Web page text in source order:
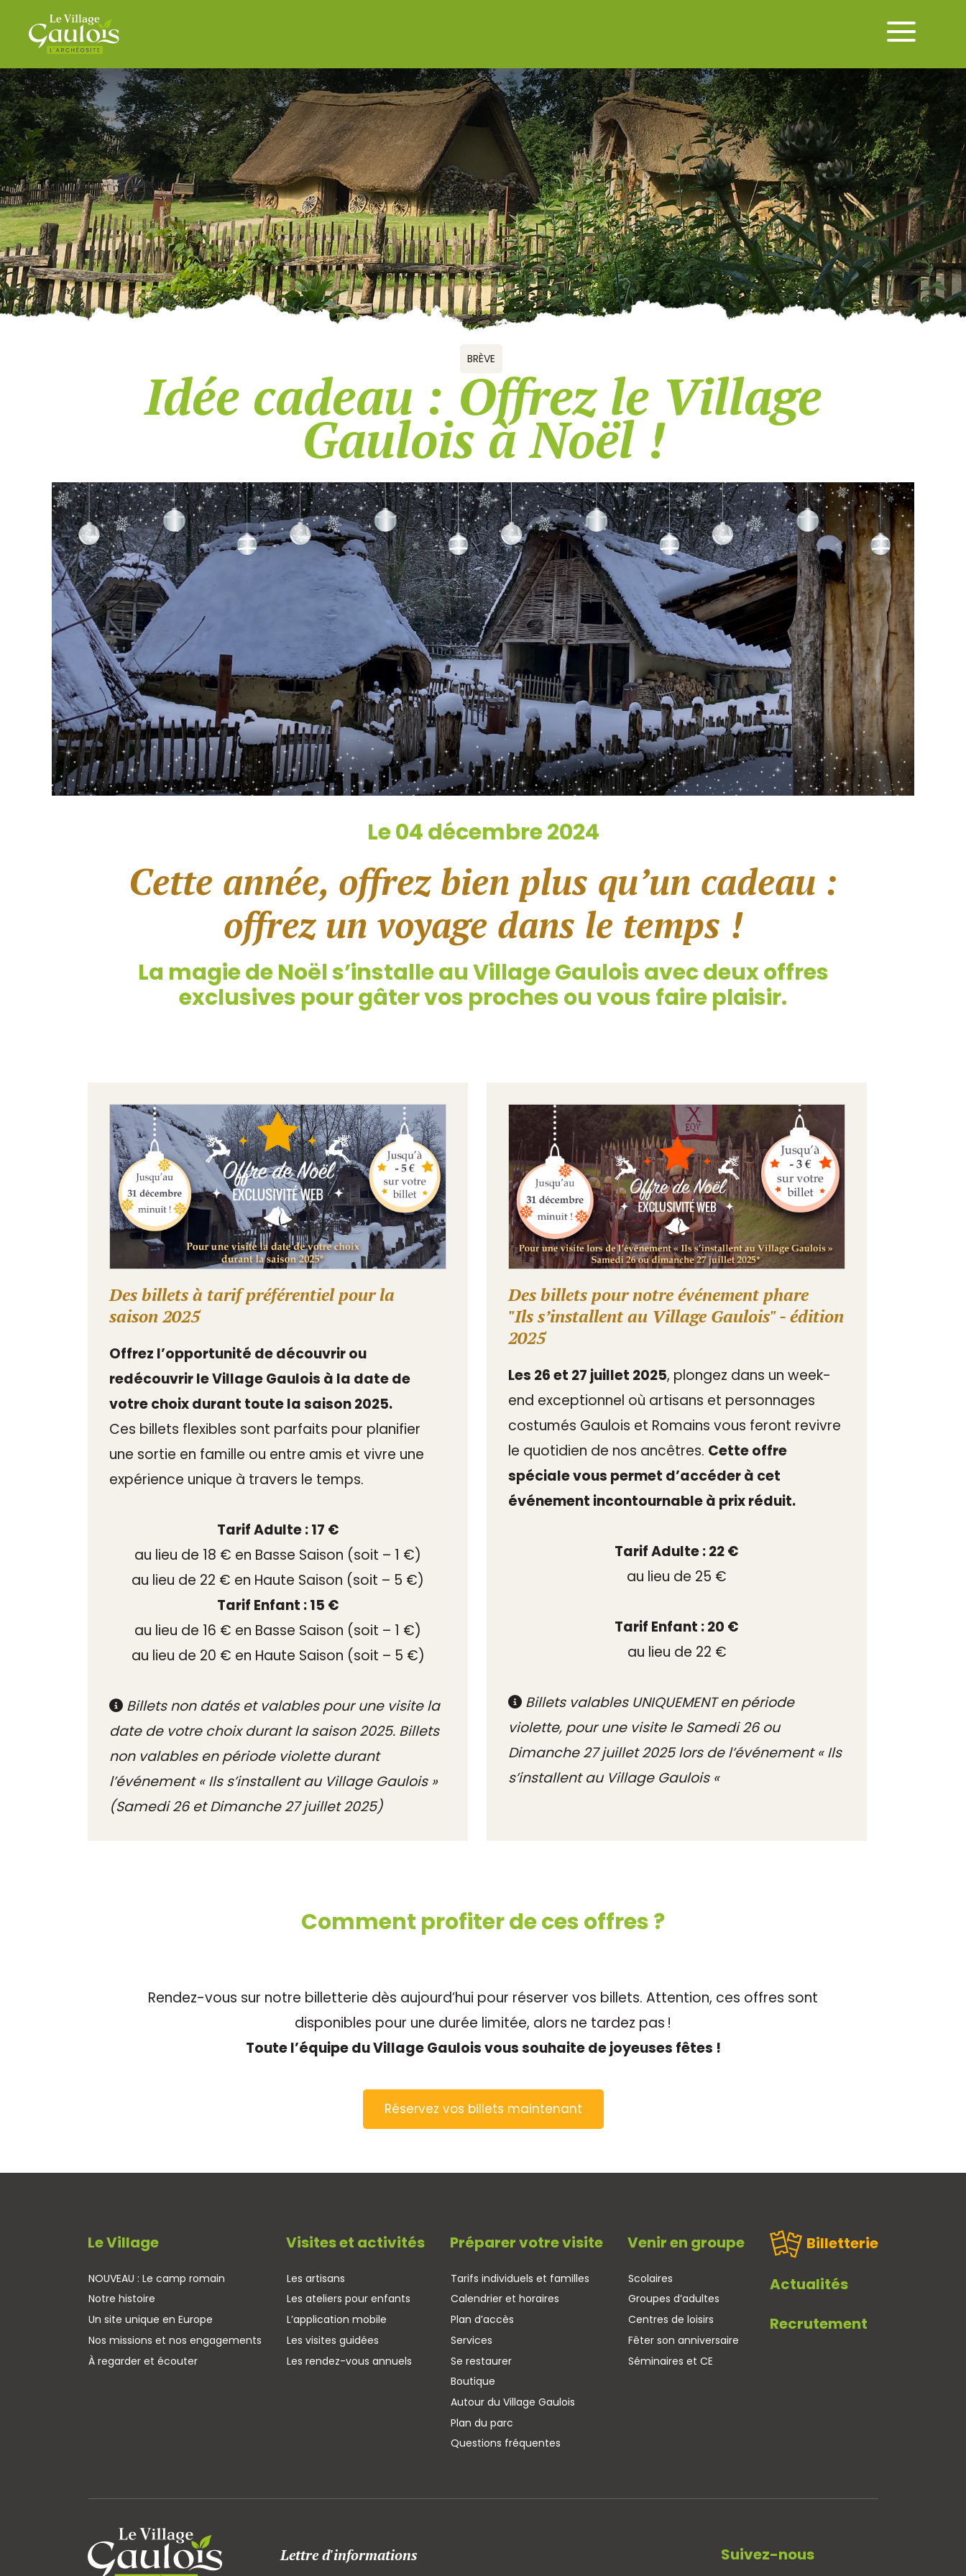
BRÈVE
Idée cadeau : Offrez le Village
Gaulois à Noël !
Le 04 décembre 2024
Cette année, offrez bien plus qu’un cadeau :
offrez un voyage dans le temps !
La magie de Noël s’installe au Village Gaulois avec deux offres
exclusives pour gâter vos proches ou vous faire plaisir.
Des billets à tarif préférentiel pour la
saison 2025
Offrez l’opportunité de découvrir ou
redécouvrir le Village Gaulois à la date de
votre choix durant toute la saison 2025.
Ces billets flexibles sont parfaits pour planifier
une sortie en famille ou entre amis et vivre une
expérience unique à travers le temps.
Tarif Adulte : 17 €
au lieu de 18 € en Basse Saison (soit – 1 €)
au lieu de 22 € en Haute Saison (soit – 5 €)
Tarif Enfant : 15 €
au lieu de 16 € en Basse Saison (soit – 1 €)
au lieu de 20 € en Haute Saison (soit – 5 €)
Billets non datés et valables pour une visite la
date de votre choix durant la saison 2025. Billets
non valables en période violette durant
l’événement « Ils s’installent au Village Gaulois »
(Samedi 26 et Dimanche 27 juillet 2025)
Des billets pour notre événement phare
"Ils s’installent au Village Gaulois" - édition
2025
Les 26 et 27 juillet 2025, plongez dans un week-
end exceptionnel où artisans et personnages
costumés Gaulois et Romains vous feront revivre
le quotidien de nos ancêtres. Cette offre
spéciale vous permet d’accéder à cet
événement incontournable à prix réduit.
Tarif Adulte : 22 €
au lieu de 25 €
Tarif Enfant : 20 €
au lieu de 22 €
Billets valables UNIQUEMENT en période
violette, pour une visite le Samedi 26 ou
Dimanche 27 juillet 2025 lors de l’événement « Ils
s’installent au Village Gaulois «
Comment profiter de ces offres ?
Rendez-vous sur notre billetterie dès aujourd’hui pour réserver vos billets. Attention, ces offres sont
disponibles pour une durée limitée, alors ne tardez pas !
Toute l’équipe du Village Gaulois vous souhaite de joyeuses fêtes !
Réservez vos billets maintenant
Le Village
NOUVEAU : Le camp romain
Notre histoire
Un site unique en Europe
Nos missions et nos engagements
À regarder et écouter
Visites et activités
Les artisans
Les ateliers pour enfants
L’application mobile
Les visites guidées
Les rendez-vous annuels
Préparer votre visite
Tarifs individuels et familles
Calendrier et horaires
Plan d’accès
Services
Se restaurer
Boutique
Autour du Village Gaulois
Plan du parc
Questions fréquentes
Venir en groupe
Scolaires
Groupes d’adultes
Centres de loisirs
Fêter son anniversaire
Séminaires et CE
Billetterie
Actualités
Recrutement
Lettre d'informations Suivez-nous